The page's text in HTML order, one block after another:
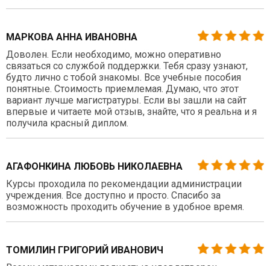
МАРКОВА АННА ИВАНОВНА
Доволен. Если необходимо, можно оперативно
связаться со службой поддержки. Тебя сразу узнают,
будто лично с тобой знакомы. Все учебные пособия
понятные. Стоимость приемлемая. Думаю, что этот
вариант лучше магистратуры. Если вы зашли на сайт
впервые и читаете мой отзыв, знайте, что я реальна и я
получила красный диплом.
АГАФОНКИНА ЛЮБОВЬ НИКОЛАЕВНА
Курсы проходила по рекомендации администрации
учреждения. Все доступно и просто. Спасибо за
возможность проходить обучение в удобное время.
ТОМИЛИН ГРИГОРИЙ ИВАНОВИЧ